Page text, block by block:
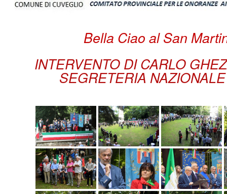
Bella Ciao al San
INTERVENTO DI CARLO
SEGRETERIA